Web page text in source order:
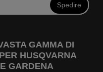
Spedire
GAMMA DI
HUSQVARNA
GARDENA